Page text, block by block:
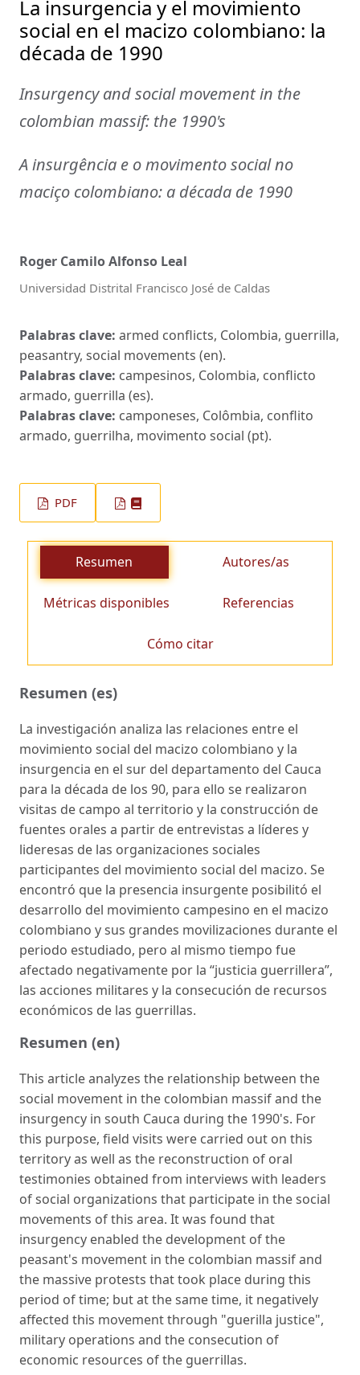
La insurgencia y el movimiento
social en el macizo colombiano: la
década de 1990
Insurgency and social movement in the
colombian massif: the 1990's
A insurgência e o movimento social no
maciço colombiano: a década de 1990
Roger Camilo Alfonso Leal
Universidad Distrital Francisco José de Caldas
Palabras clave: armed conflicts, Colombia, guerrilla,
peasantry, social movements (en).
Palabras clave: campesinos, Colombia, conflicto
armado, guerrilla (es).
Palabras clave: camponeses, Colômbia, conflito
armado, guerrilha, movimento social (pt).
PDF
Resumen Autores/as
Métricas disponibles Referencias
Cómo citar
Resumen (es)
La investigación analiza las relaciones entre el
movimiento social del macizo colombiano y la
insurgencia en el sur del departamento del Cauca
para la década de los 90, para ello se realizaron
visitas de campo al territorio y la construcción de
fuentes orales a partir de entrevistas a líderes y
lideresas de las organizaciones sociales
participantes del movimiento social del macizo. Se
encontró que la presencia insurgente posibilitó el
desarrollo del movimiento campesino en el macizo
colombiano y sus grandes movilizaciones durante el
periodo estudiado, pero al mismo tiempo fue
afectado negativamente por la “justicia guerrillera”,
las acciones militares y la consecución de recursos
económicos de las guerrillas.
Resumen (en)
This article analyzes the relationship between the
social movement in the colombian massif and the
insurgency in south Cauca during the 1990's. For
this purpose, field visits were carried out on this
territory as well as the reconstruction of oral
testimonies obtained from interviews with leaders
of social organizations that participate in the social
movements of this area. It was found that
insurgency enabled the development of the
peasant's movement in the colombian massif and
the massive protests that took place during this
period of time; but at the same time, it negatively
affected this movement through "guerilla justice",
military operations and the consecution of
economic resources of the guerrillas.